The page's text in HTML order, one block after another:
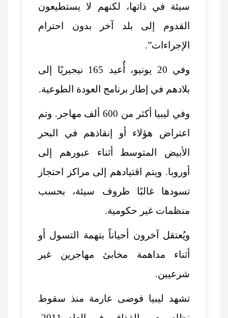
سيئة في ذاتها، لكنهم لا يستطيعون
القدوم إلى بلد آخر بدون احترام
الإجراءات”.
وفي 20 يونيو، أُعيد 165 نيجيريًا إلى
بلادهم في إطار برنامج العودة الطوعية.
وفي ليبيا أكثر من 600 ألف مهاجر. وتم
اعتراض هؤلاء أو إنقاذهم في البحر
الأبيض المتوسط أثناء عبورهم إلى
أوروبا. ويتم اقتيادهم إلى مراكز احتجاز
تسودها غالبًا ظروف سيئة، بحسب
منظمات غير حكومية.
ويُعتقل آخرون أحياناً بتهمة التسول أو
أثناء مداهمة مخابئ مهاجرين غير
شرعيين.
تشهد ليبيا فوضى عارمة منذ سقوط